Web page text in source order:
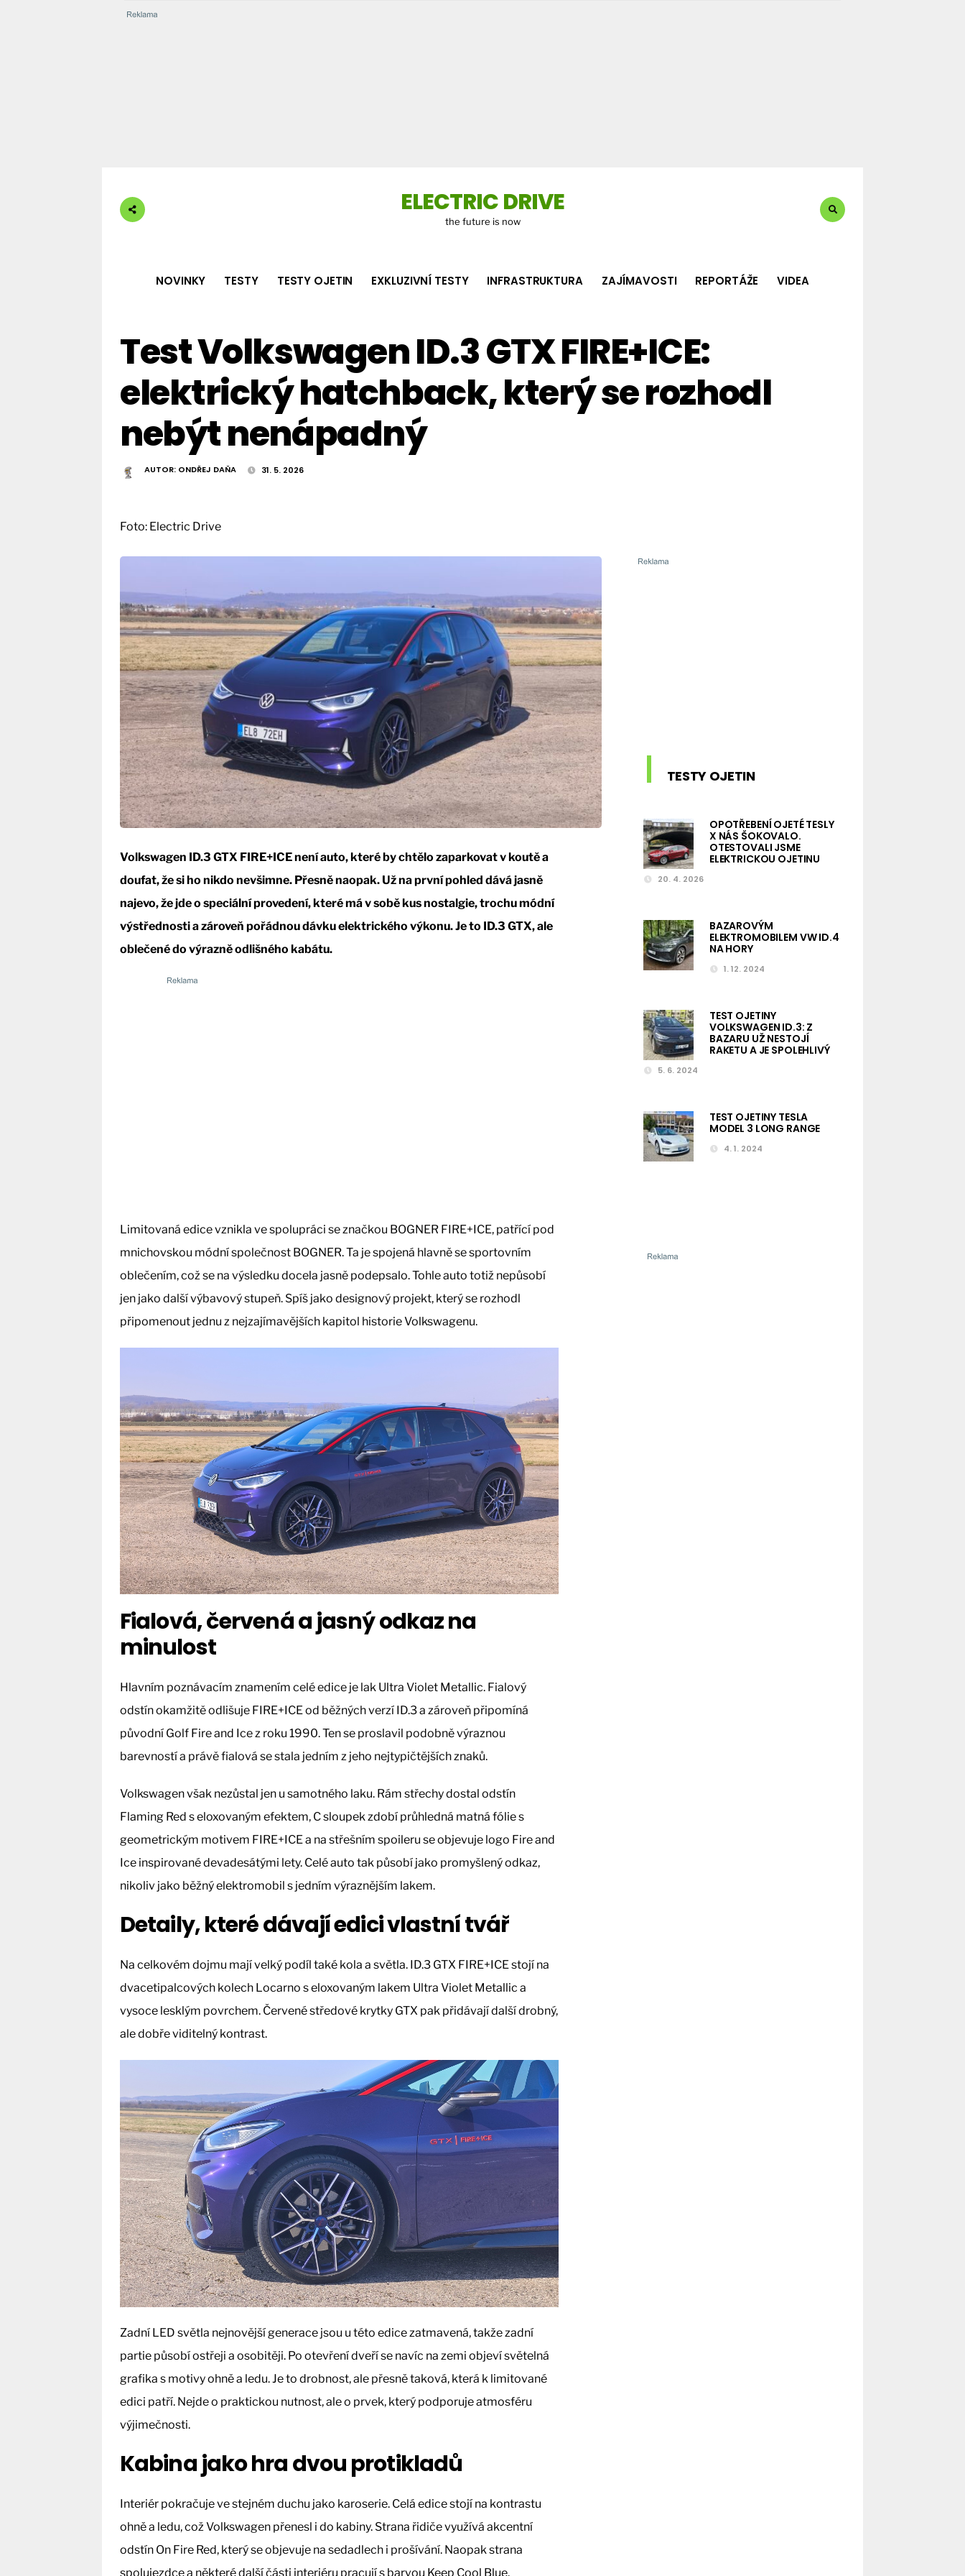
ELECTRIC DRIVE
the future is now
NOVINKY TESTY TESTY OJETIN EXKLUZIVNÍ TESTY INFRASTRUKTURA ZAJÍMAVOSTI REPORTÁŽE VIDEA
Test Volkswagen ID.3 GTX FIRE+ICE:
elektrický hatchback, který se rozhodl
nebýt nenápadný
AUTOR: ONDŘEJ DAŇA 31. 5. 2026
Foto: Electric Drive
Volkswagen ID.3 GTX FIRE+ICE není auto, které by chtělo zaparkovat v koutě a
doufat, že si ho nikdo nevšimne. Přesně naopak. Už na první pohled dává jasně
najevo, že jde o speciální provedení, které má v sobě kus nostalgie, trochu módní
výstřednosti a zároveň pořádnou dávku elektrického výkonu. Je to ID.3 GTX, ale
oblečené do výrazně odlišného kabátu.
Limitovaná edice vznikla ve spolupráci se značkou BOGNER FIRE+ICE, patřící pod
mnichovskou módní společnost BOGNER. Ta je spojená hlavně se sportovním
oblečením, což se na výsledku docela jasně podepsalo. Tohle auto totiž nepůsobí
jen jako další výbavový stupeň. Spíš jako designový projekt, který se rozhodl
připomenout jednu z nejzajímavějších kapitol historie Volkswagenu.
Fialová, červená a jasný odkaz na
minulost
Hlavním poznávacím znamením celé edice je lak Ultra Violet Metallic. Fialový
odstín okamžitě odlišuje FIRE+ICE od běžných verzí ID.3 a zároveň připomíná
původní Golf Fire and Ice z roku 1990. Ten se proslavil podobně výraznou
barevností a právě fialová se stala jedním z jeho nejtypičtějších znaků.
Volkswagen však nezůstal jen u samotného laku. Rám střechy dostal odstín
Flaming Red s eloxovaným efektem, C sloupek zdobí průhledná matná fólie s
geometrickým motivem FIRE+ICE a na střešním spoileru se objevuje logo Fire and
Ice inspirované devadesátými lety. Celé auto tak působí jako promyšlený odkaz,
nikoliv jako běžný elektromobil s jedním výraznějším lakem.
Detaily, které dávají edici vlastní tvář
Na celkovém dojmu mají velký podíl také kola a světla. ID.3 GTX FIRE+ICE stojí na
dvacetipalcových kolech Locarno s eloxovaným lakem Ultra Violet Metallic a
vysoce lesklým povrchem. Červené středové krytky GTX pak přidávají další drobný,
ale dobře viditelný kontrast.
Zadní LED světla nejnovější generace jsou u této edice zatmavená, takže zadní
partie působí ostřeji a osobitěji. Po otevření dveří se navíc na zemi objeví světelná
grafika s motivy ohně a ledu. Je to drobnost, ale přesně taková, která k limitované
edici patří. Nejde o praktickou nutnost, ale o prvek, který podporuje atmosféru
výjimečnosti.
Kabina jako hra dvou protikladů
Interiér pokračuje ve stejném duchu jako karoserie. Celá edice stojí na kontrastu
ohně a ledu, což Volkswagen přenesl i do kabiny. Strana řidiče využívá akcentní
odstín On Fire Red, který se objevuje na sedadlech i prošívání. Naopak strana
spolujezdce a některé další části interiéru pracují s barvou Keep Cool Blue.
TESTY OJETIN
OPOTŘEBENÍ OJETÉ TESLY
X NÁS ŠOKOVALO.
OTESTOVALI JSME
ELEKTRICKOU OJETINU
20. 4. 2026
BAZAROVÝM
ELEKTROMOBILEM VW ID.4
NA HORY
1. 12. 2024
TEST OJETINY
VOLKSWAGEN ID.3: Z
BAZARU UŽ NESTOJÍ
RAKETU A JE SPOLEHLIVÝ
5. 6. 2024
TEST OJETINY TESLA
MODEL 3 LONG RANGE
4. 1. 2024